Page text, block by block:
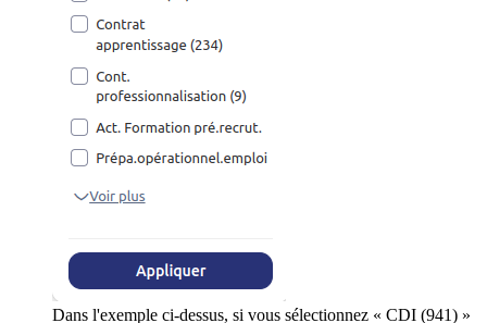
Dans l'exemple ci-dessus, si vous sélectionnez « CDI (941) »